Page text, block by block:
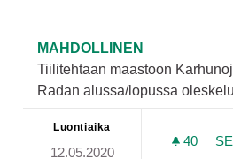
MAHDOLLINEN
Tiilitehtaan maastoon
Radan alussa/lopussa
Luontiaika
12.05.2020
40 40